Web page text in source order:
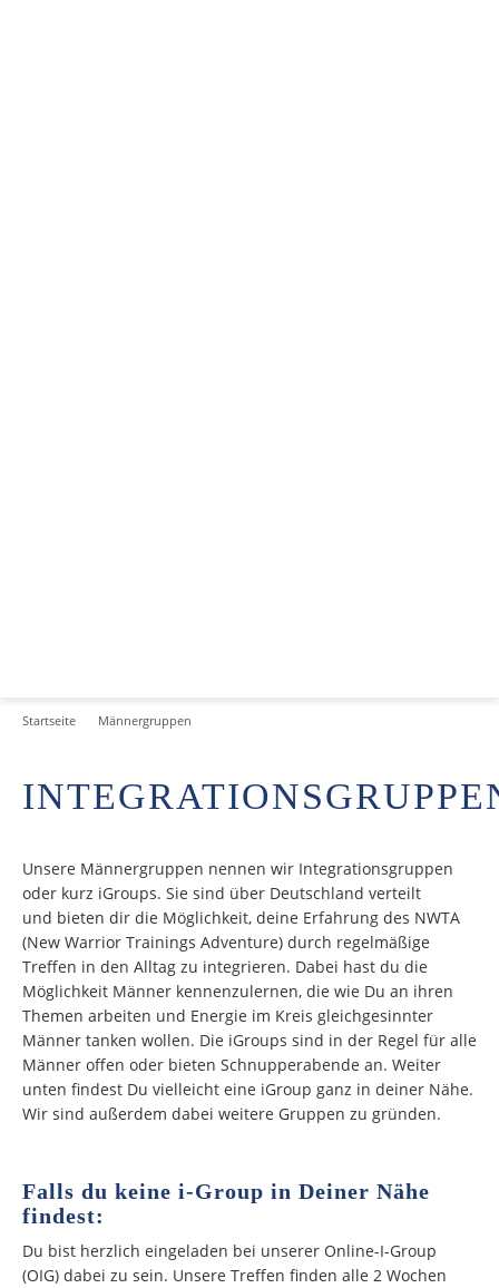
Startseite Männergruppen
Unsere Männergruppen nennen wir Integrationsgruppen
oder kurz iGroups. Sie sind über Deutschland verteilt
und bieten dir die Möglichkeit, deine Erfahrung des NWTA
(New Warrior Trainings Adventure) durch regelmäßige
Treffen in den Alltag zu integrieren. Dabei hast du die
Möglichkeit Männer kennenzulernen, die wie Du an ihren
Themen arbeiten und Energie im Kreis gleichgesinnter
Männer tanken wollen. Die iGroups sind in der Regel für alle
Männer offen oder bieten Schnupperabende an. Weiter
unten findest Du vielleicht eine iGroup ganz in deiner Nähe.
Wir sind außerdem dabei weitere Gruppen zu gründen.
Falls du keine i-Group in Deiner Nähe
findest:
Du bist herzlich eingeladen bei unserer Online-I-Group
(OIG) dabei zu sein. Unsere Treffen finden alle 2 Wochen